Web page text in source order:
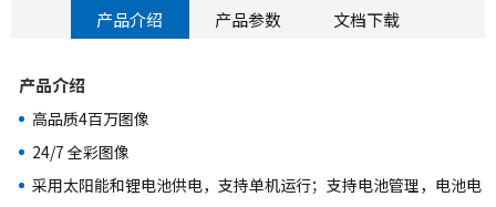
产品介绍 产品参数 文档下载
产品介绍
高品质4百万图像
24/7 全彩图像
采用太阳能和锂电池供电，支持单机运行；支持电池管理，电池电